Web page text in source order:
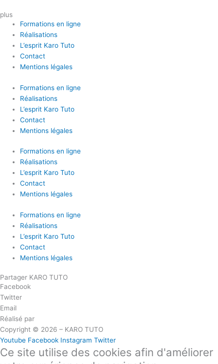
plus
Formations en ligne
Réalisations
L’esprit Karo Tuto
Contact
Mentions légales
Formations en ligne
Réalisations
L’esprit Karo Tuto
Contact
Mentions légales
Formations en ligne
Réalisations
L’esprit Karo Tuto
Contact
Mentions légales
Formations en ligne
Réalisations
L’esprit Karo Tuto
Contact
Mentions légales
Partager KARO TUTO
Facebook
Twitter
Email
Réalisé par
Copyright © 2026 – KARO TUTO
Youtube Facebook Instagram Twitter
Ce site utilise des cookies afin d'améliorer